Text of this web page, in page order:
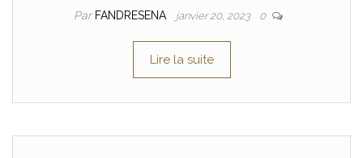
Par FANDRESENA janvier 20, 2023 0
Lire la suite